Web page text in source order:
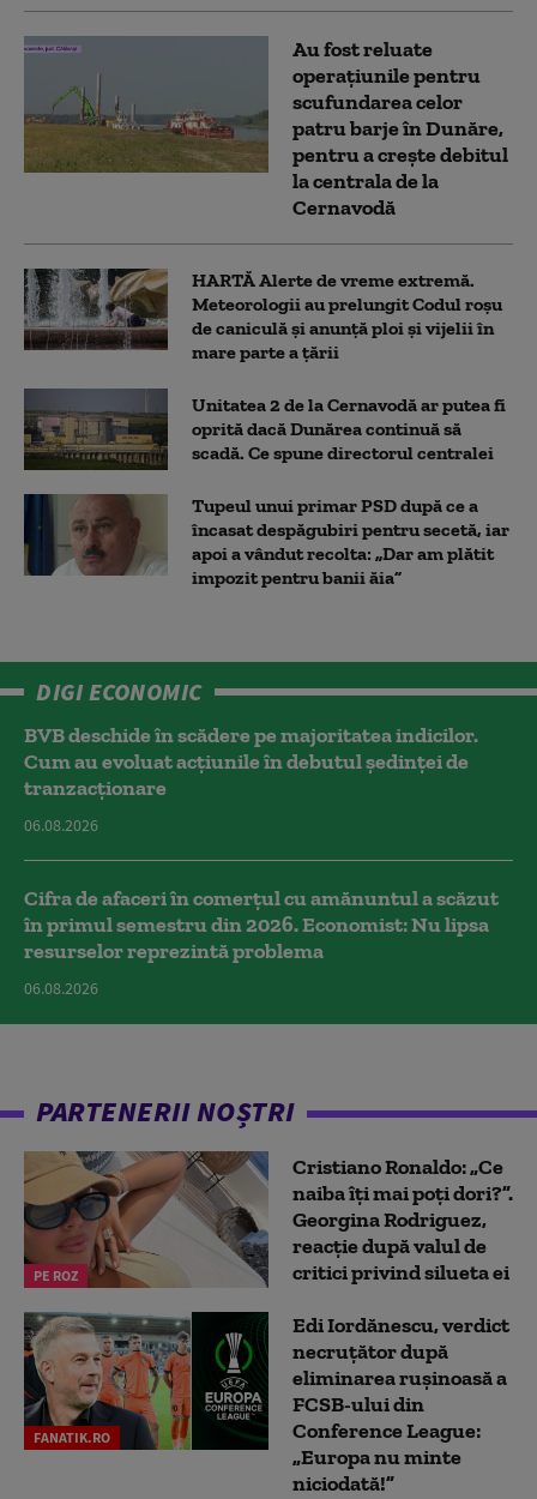
Au fost reluate
operațiunile pentru
scufundarea celor
patru barje în Dunăre,
pentru a crește debitul
la centrala de la
Cernavodă
HARTĂ Alerte de vreme extremă.
Meteorologii au prelungit Codul roșu
de caniculă și anunță ploi și vijelii în
mare parte a țării
Unitatea 2 de la Cernavodă ar putea fi
oprită dacă Dunărea continuă să
scadă. Ce spune directorul centralei
Tupeul unui primar PSD după ce a
încasat despăgubiri pentru secetă, iar
apoi a vândut recolta: „Dar am plătit
impozit pentru banii ăia”
DIGI ECONOMIC
BVB deschide în scădere pe majoritatea indicilor.
Cum au evoluat acțiunile în debutul ședinței de
tranzacționare
06.08.2026
Cifra de afaceri în comerțul cu amănuntul a scăzut
în primul semestru din 2026. Economist: Nu lipsa
resurselor reprezintă problema
06.08.2026
PARTENERII NOȘTRI
PE ROZ
Cristiano Ronaldo: „Ce
naiba îți mai poți dori?”.
Georgina Rodriguez,
reacție după valul de
critici privind silueta ei
FANATIK.RO
Edi Iordănescu, verdict
necruțător după
eliminarea rușinoasă a
FCSB-ului din
Conference League:
„Europa nu minte
niciodată!”